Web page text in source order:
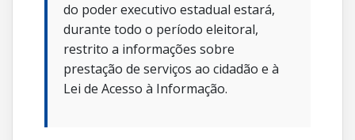
do poder executivo estadual estará,
durante todo o período eleitoral,
restrito a informações sobre
prestação de serviços ao cidadão e à
Lei de Acesso à Informação.